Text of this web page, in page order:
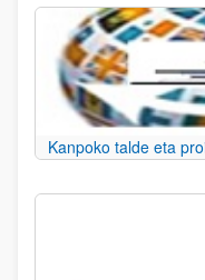
Kanpoko talde eta